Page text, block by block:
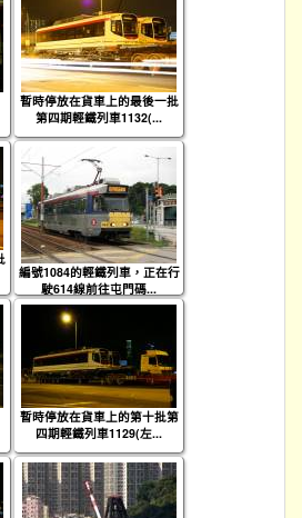
暫時停放在貨車上的最後一批
第四期輕鐵列車1132(...
編號1084的輕鐵列車，正在行
駛614線前往屯門碼...
暫時停放在貨車上的第十批第
四期輕鐵列車1129(左...